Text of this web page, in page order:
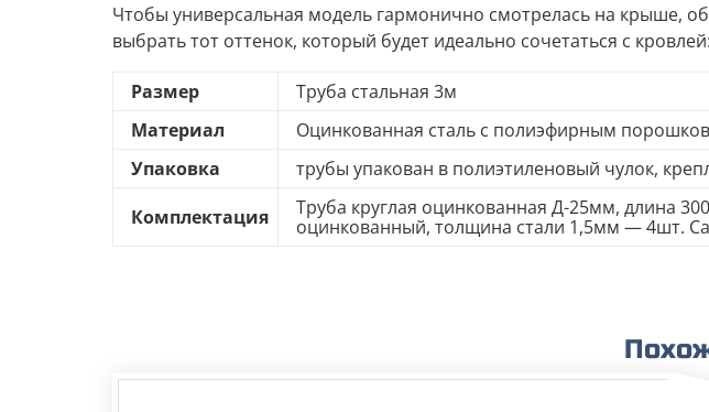
Чтобы универсальная модель гармонично смотрелась на крыше,
выбрать тот оттенок, который будет идеально сочетаться с
Размер
Труба стальная 3м
Материал
Оцинкованная сталь с полиэфирным
Упаковка
трубы упакован в полиэтиленовый чулок,
Комплектация
Труба круглая оцинкованная Д-25мм, длина
оцинкованный, толщина стали 1,5мм — 4шт.